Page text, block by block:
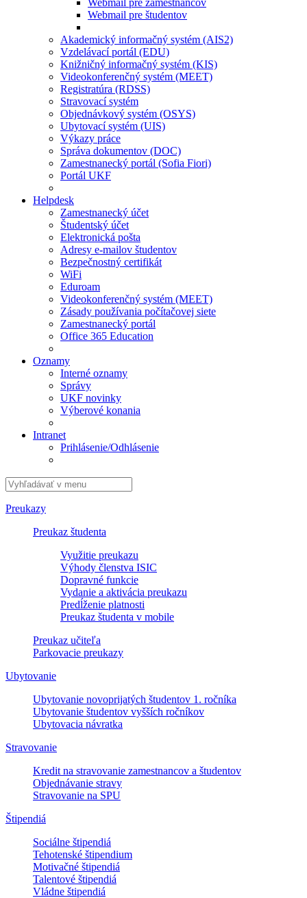
Webmail pre študentov
Akademický informačný systém (AIS2)
Vzdelávací portál (EDU)
Knižničný informačný systém (KIS)
Videokonferenčný systém (MEET)
Registratúra (RDSS)
Stravovací systém
Objednávkový systém (OSYS)
Ubytovací systém (UIS)
Výkazy práce
Správa dokumentov (DOC)
Zamestnanecký portál (Sofia Fiori)
Portál UKF
Helpdesk
Zamestnanecký účet
Študentský účet
Elektronická pošta
Adresy e-mailov študentov
Bezpečnostný certifikát
WiFi
Eduroam
Videokonferenčný systém (MEET)
Zásady používania počítačovej siete
Zamestnanecký portál
Office 365 Education
Oznamy
Interné oznamy
Správy
UKF novinky
Výberové konania
Intranet
Prihlásenie/Odhlásenie
Preukazy
Preukaz študenta
Využitie preukazu
Výhody členstva ISIC
Dopravné funkcie
Vydanie a aktivácia preukazu
Predĺženie platnosti
Preukaz študenta v mobile
Preukaz učiteľa
Parkovacie preukazy
Ubytovanie
Ubytovanie novoprijatých študentov 1. ročníka
Ubytovanie študentov vyšších ročníkov
Ubytovacia návratka
Stravovanie
Kredit na stravovanie zamestnancov a študentov
Objednávanie stravy
Stravovanie na SPU
Štipendiá
Sociálne štipendiá
Tehotenské štipendium
Motivačné štipendiá
Talentové štipendiá
Vládne štipendiá